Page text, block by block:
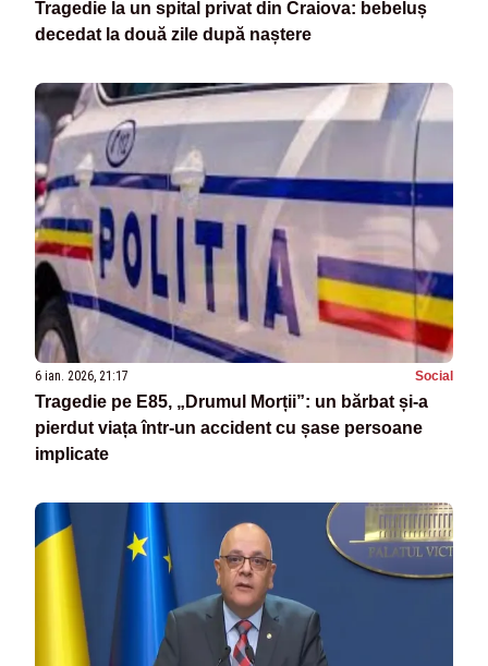
Tragedie la un spital privat din Craiova: bebeluș
decedat la două zile după naștere
6 ian. 2026, 21:17 Social
Tragedie pe E85, „Drumul Morții”: un bărbat și-a
pierdut viața într-un accident cu șase persoane
implicate